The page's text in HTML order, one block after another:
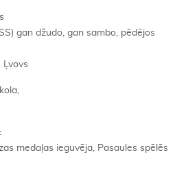
gan džudo, gan sambo, pēdējos
Ļvovs
medaļas ieguvēja, Pasaules spēlēs